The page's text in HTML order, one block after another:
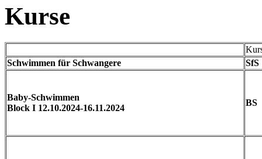
Kurse
Schwimmen für Schwangere
SfS
Baby-Schwimmen
Block I 12.10.2024-16.11.2024
BS